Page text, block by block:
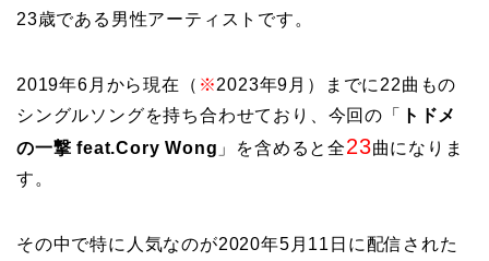
23歳である男性アーティストです。
2019年6月から現在（ ※2023年9月）までに22曲もの
シングルソングを持ち合わせており、今回の「
トドメ
の一撃 feat.Cory Wong 」を含めると全23曲になりま
す。
その中で特に人気なのが2020年5月11日に配信された